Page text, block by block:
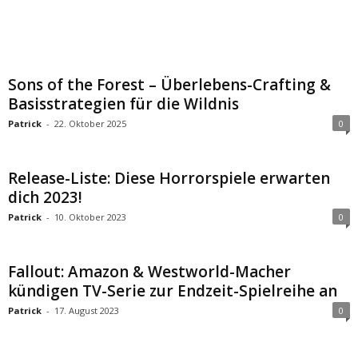
Sons of the Forest – Überlebens-Crafting &
Basisstrategien für die Wildnis
Patrick - 22. Oktober 2025 0
Release-Liste: Diese Horrorspiele erwarten
dich 2023!
Patrick - 10. Oktober 2023 0
Fallout: Amazon & Westworld-Macher
kündigen TV-Serie zur Endzeit-Spielreihe an
Patrick - 17. August 2023 0